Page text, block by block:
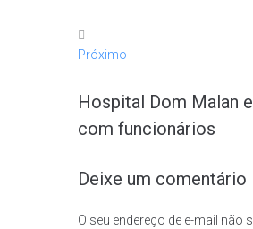
Próximo
Hospital Dom Malan
com funcionários
Deixe um comentário
O seu endereço de e-mail não